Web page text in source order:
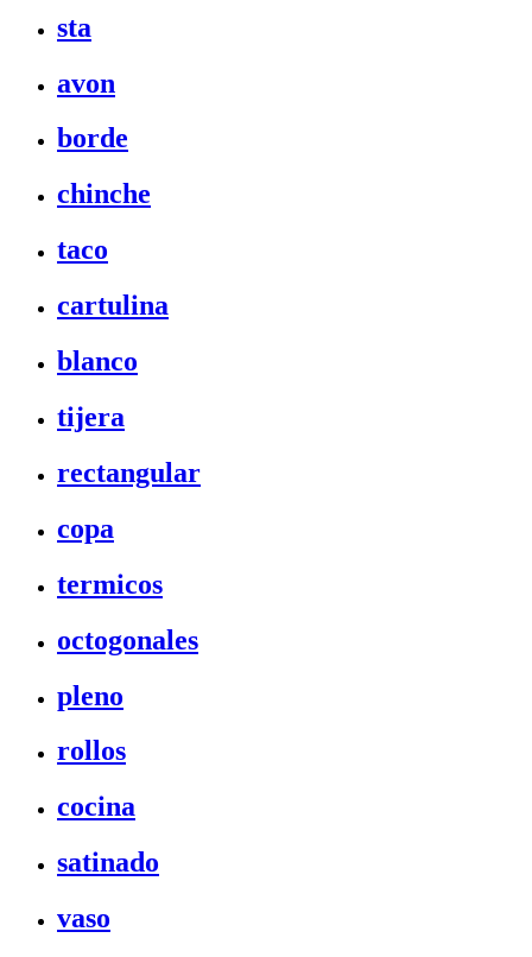
sta
avon
borde
chinche
taco
cartulina
blanco
tijera
rectangular
copa
termicos
octogonales
pleno
rollos
cocina
satinado
vaso